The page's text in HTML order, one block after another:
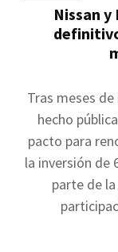
Nissan
Tras meses
hecho
pacto para
la inversión de
parte de